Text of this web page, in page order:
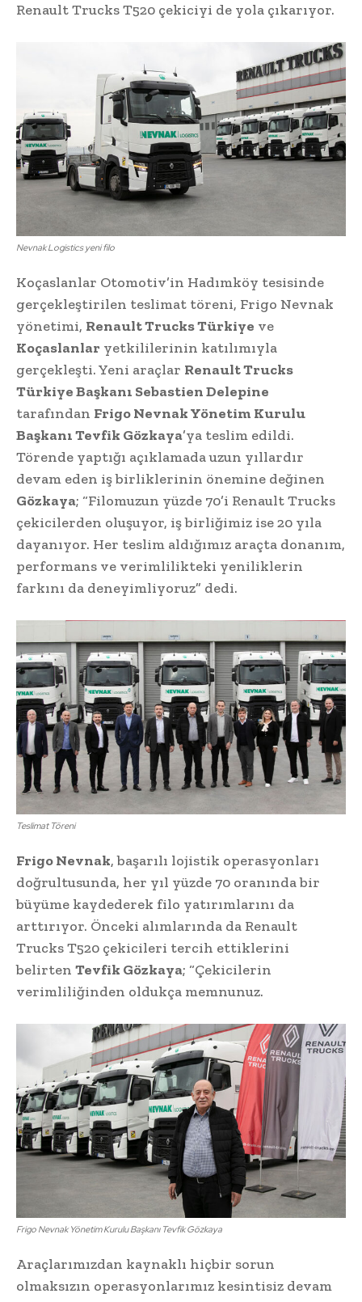
Renault Trucks T520 çekiciyi de yola çıkarıyor.
Nevnak Logistics yeni filo
Koçaslanlar Otomotiv’in Hadımköy tesisinde
gerçekleştirilen teslimat töreni, Frigo Nevnak
yönetimi, Renault Trucks Türkiye ve
Koçaslanlar yetkililerinin katılımıyla
gerçekleşti. Yeni araçlar Renault Trucks
Türkiye Başkanı Sebastien Delepine
tarafından Frigo Nevnak Yönetim Kurulu
Başkanı Tevfik Gözkaya’ya teslim edildi.
Törende yaptığı açıklamada uzun yıllardır
devam eden iş birliklerinin önemine değinen
Gözkaya; “Filomuzun yüzde 70’i Renault Trucks
çekicilerden oluşuyor, iş birliğimiz ise 20 yıla
dayanıyor. Her teslim aldığımız araçta donanım,
performans ve verimlilikteki yeniliklerin
farkını da deneyimliyoruz” dedi.
Teslimat Töreni
Frigo Nevnak, başarılı lojistik operasyonları
doğrultusunda, her yıl yüzde 70 oranında bir
büyüme kaydederek filo yatırımlarını da
arttırıyor. Önceki alımlarında da Renault
Trucks T520 çekicileri tercih ettiklerini
belirten Tevfik Gözkaya; “Çekicilerin
verimliliğinden oldukça memnunuz.
Frigo Nevnak Yönetim Kurulu Başkanı Tevfik Gözkaya
Araçlarımızdan kaynaklı hiçbir sorun
olmaksızın operasyonlarımız kesintisiz devam